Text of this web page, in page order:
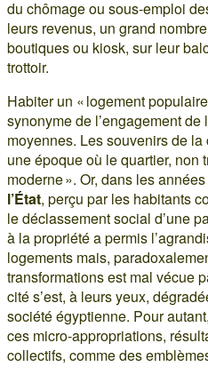
du chômage ou sous-emploi
leurs revenus, un grand
boutiques ou kiosk, sur leur
trottoir.
Habiter un « logement
synonyme de l’engagement de
moyennes. Les souvenirs de
une époque où le quartier, non
moderne ». Or, dans les
l’État, perçu par les habitants
le déclassement social d’une
à la propriété a permis
logements mais,
transformations est mal vécue
cité s’est, à leurs yeux,
société égyptienne. Pour
ces micro-appropriations,
collectifs, comme des